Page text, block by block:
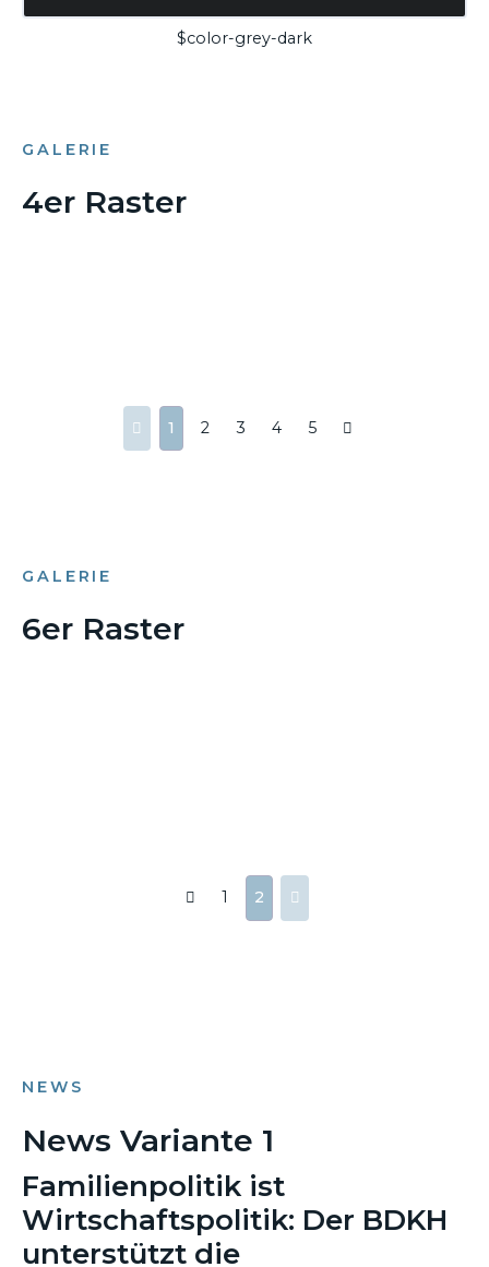
$color-grey-dark
GALERIE
4er Raster
1 2 3 4 5
GALERIE
6er Raster
1 2
NEWS
News Variante 1
Familienpolitik ist
Wirtschaftspolitik: Der BDKH
unterstützt die